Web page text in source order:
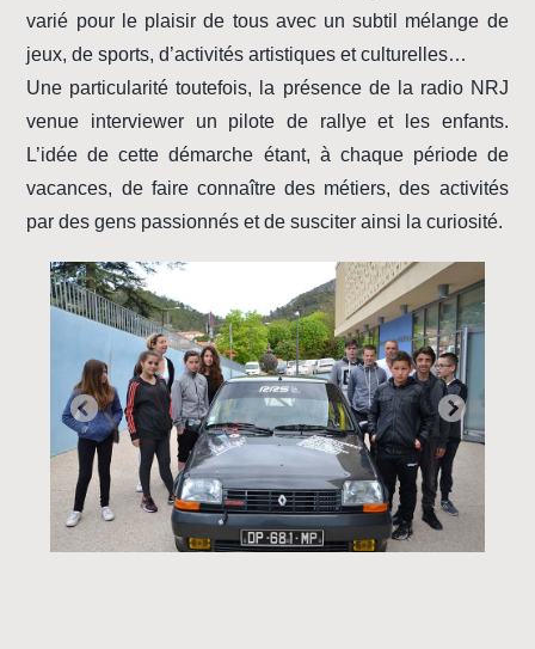
varié pour le plaisir de tous avec un subtil mélange de
jeux, de sports, d’activités artistiques et culturelles…
Une particularité toutefois, la présence de la radio NRJ
venue interviewer un pilote de rallye et les enfants.
L’idée de cette démarche étant, à chaque période de
vacances, de faire connaître des métiers, des activités
par des gens passionnés et de susciter ainsi la curiosité.